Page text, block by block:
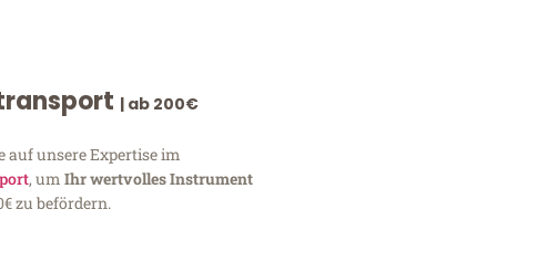
| ab 200€
auf unsere Expertise im
, um Ihr wertvolles Instrument
zu befördern.